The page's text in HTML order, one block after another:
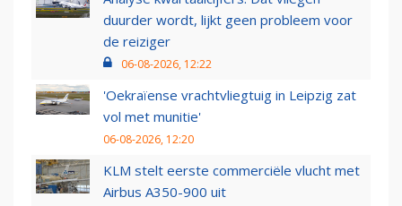
duurder wordt, lijkt geen probleem voor
de reiziger
06-08-2026, 12:22
'Oekraïense vrachtvliegtuig in Leipzig zat
vol met munitie'
06-08-2026, 12:20
KLM stelt eerste commerciële vlucht met
Airbus A350-900 uit